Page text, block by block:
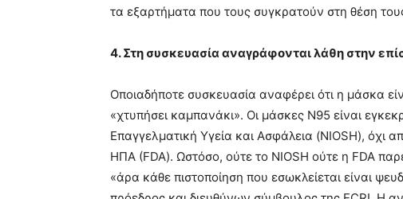
τα εξαρτήματα που τους συγκρατούν στη θέση
4. Στη συσκευασία αναγράφονται λάθη στην
Οποιαδήποτε συσκευασία αναφέρει ότι η μάσκα
«χτυπήσει καμπανάκι». Οι μάσκες N95 είναι
Επαγγελματική Υγεία και Ασφάλεια (NIOSH),
ΗΠΑ (FDA). Ωστόσο, ούτε το NIOSH ούτε η FDA
«άρα κάθε πιστοποίηση που εσωκλείεται είναι